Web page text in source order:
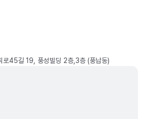
로45길 19, 풍성빌딩 2층,3층 (풍납동)